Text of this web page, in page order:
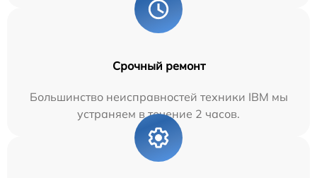
Срочный ремонт
Большинство неисправностей техники IBM мы
устраняем в течение 2 часов.